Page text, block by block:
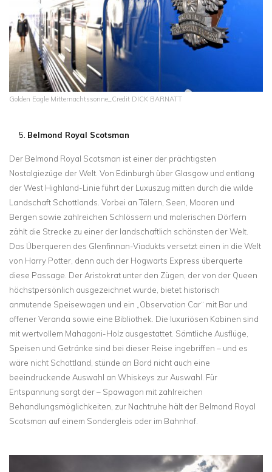
Golden Eagle Mitternachtssonne_Credit DICK BARNATT
Belmond Royal Scotsman
Der Belmond Royal Scotsman ist einer der prächtigsten
Nostalgiezüge der Welt. Von Edinburgh über Glasgow und entlang
der West Highland-Linie führt der Luxuszug mitten durch die wilde
Landschaft Schottlands. Vorbei an Tälern, Seen, Mooren und
Bergen sowie zahlreichen Schlössern und malerischen Dörfern
zählt die Strecke zu einer der landschaftlich schönsten der Welt.
Das Überqueren des Glenfinnan-Viadukts versetzt einen in die Welt
von Harry Potter, denn auch der Hogwarts Express überquerte
diese Passage. Der Aristokrat unter den Zügen, der von der Queen
höchstpersönlich ausgezeichnet wurde, bietet historisch
anmutende Speisewagen und ein „Observation Car“ mit Bar und
offener Veranda sowie eine Bibliothek. Die luxuriösen Kabinen sind
mit wertvollem Mahagoni-Holz ausgestattet. Sämtliche Ausflüge,
Speisen und Getränke sind bei dieser Reise ingebriffen – und es
wäre nicht Schottland, stünde an Bord nicht auch eine
beeindruckende Auswahl an Whiskeys zur Auswahl. Für
Entspannung sorgt der – Spawagon mit zahlreichen
Behandlungsmöglichkeiten, zur Nachtruhe hält der Belmond Royal
Scotsman auf einem Sondergleis oder im Bahnhof.